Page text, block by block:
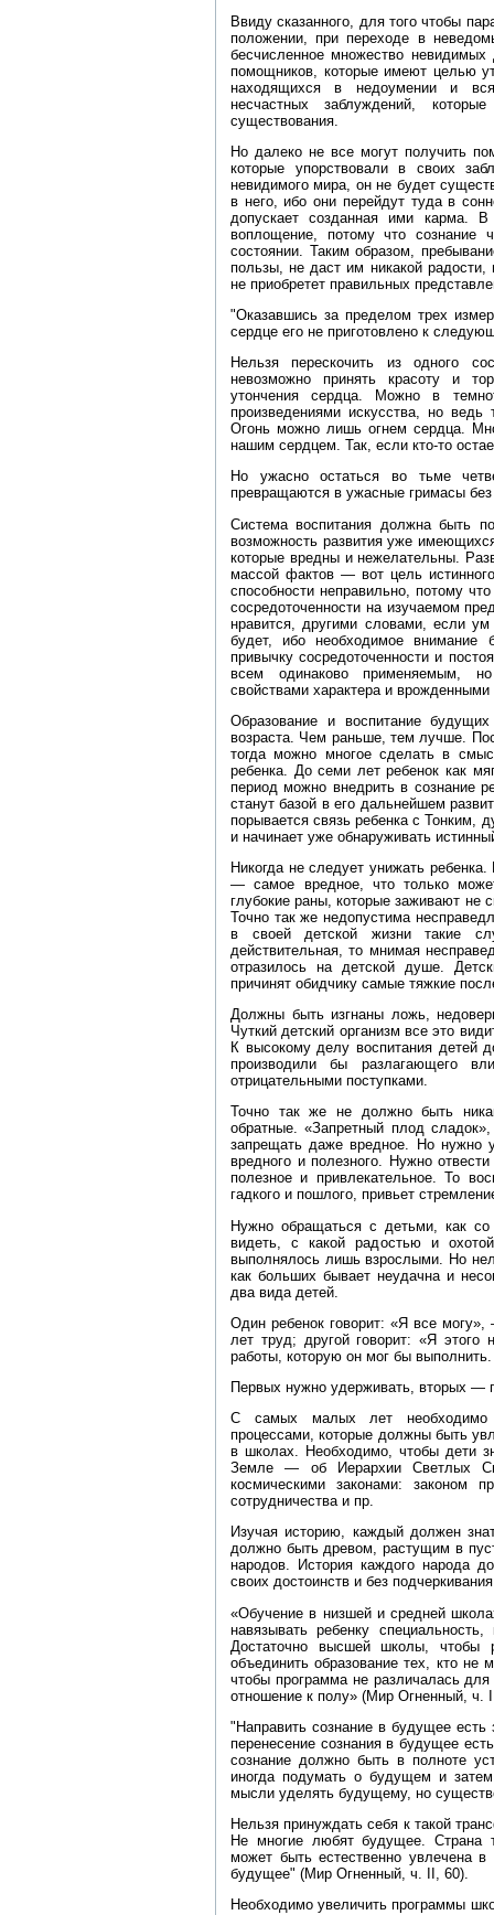
Ввиду сказанного, для того чтобы
положении, при переходе в
бесчисленное множество
помощников, которые имеют целью
находящихся в недоумении и
несчастных заблуждений,
существования.
Но далеко не все могут получить
которые упорствовали в своих
невидимого мира, он не будет
в него, ибо они перейдут туда в
допускает созданная ими карма.
воплощение, потому что сознание
состоянии. Таким образом,
пользы, не даст им никакой
не приобретет правильных
"Оказавшись за пределом трех
сердце его не приготовлено к
Нельзя перескочить из одного
невозможно принять красоту и
утончения сердца. Можно в
произведениями искусства, но
Огонь можно лишь огнем сердца.
нашим сердцем. Так, если кто‑то
Но ужасно остаться во тьме
превращаются в ужасные гримасы
Система воспитания должна быть
возможность развития уже
которые вредны и нежелательны.
массой фактов — вот цель
способности неправильно, потому
сосредоточенности на изучаемом
нравится, другими словами, если
будет, ибо необходимое внимание
привычку сосредоточенности и
всем одинаково применяемым,
свойствами характера и
Образование и воспитание
возраста. Чем раньше, тем лучше.
тогда можно многое сделать в
ребенка. До семи лет ребенок как
период можно внедрить в сознание
станут базой в его дальнейшем
порывается связь ребенка с Тонким,
и начинает уже обнаруживать
Никогда не следует унижать
— самое вредное, что только
глубокие раны, которые заживают не
Точно так же недопустима
в своей детской жизни такие
действительная, то мнимая
отразилось на детской душе.
причинят обидчику самые тяжкие
Должны быть изгнаны ложь,
Чуткий детский организм все это
К высокому делу воспитания детей
производили бы разлагающего
отрицательными поступками.
Точно так же не должно быть
обратные. «Запретный плод
запрещать даже вредное. Но нужно
вредного и полезного. Нужно
полезное и привлекательное. То
гадкого и пошлого, привьет
Нужно обращаться с детьми, как
видеть, с какой радостью и
выполнялось лишь взрослыми. Но
как больших бывает неудачна и
два вида детей.
Один ребенок говорит: «Я все
лет труд; другой говорит: «Я
работы, которую он мог бы выполнить.
Первых нужно удерживать, вторых —
С самых малых лет необходимо
процессами, которые должны быть
в школах. Необходимо, чтобы дети
Земле — об Иерархии Светлых
космическими законами: законом
сотрудничества и пр.
Изучая историю, каждый должен
должно быть древом, растущим в
народов. История каждого народа
своих достоинств и без
«Обучение в низшей и средней
навязывать ребенку
Достаточно высшей школы, чтобы
объединить образование тех, кто не
чтобы программа не различалась
отношение к полу» (Мир Огненный, ч.
"Направить сознание в будущее
перенесение сознания в будущее
сознание должно быть в полноте
иногда подумать о будущем и
мысли уделять будущему, но
Нельзя принуждать себя к такой
Не многие любят будущее. Страна
может быть естественно увлечена
будущее" (Мир Огненный, ч. II, 60).
Необходимо увеличить программы